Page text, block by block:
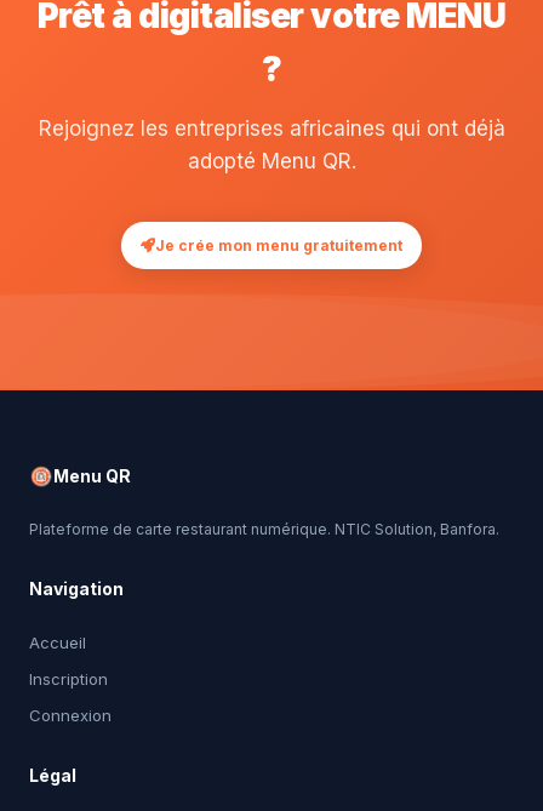
Prêt à digitaliser votre MENU
?
Rejoignez les entreprises africaines qui ont déjà
adopté Menu QR.
Je crée mon menu gratuitement
Menu QR
Plateforme de carte restaurant numérique. NTIC Solution, Banfora.
Navigation
Accueil
Inscription
Connexion
Légal